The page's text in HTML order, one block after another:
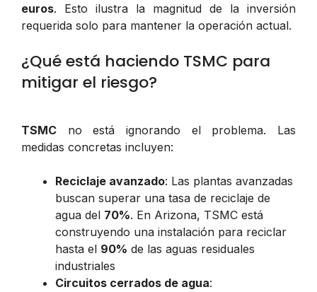
euros. Esto ilustra la magnitud de la inversión
requerida solo para mantener la operación actual.
¿Qué está haciendo TSMC para
mitigar el riesgo?
TSMC no está ignorando el problema. Las
medidas concretas incluyen:
Reciclaje avanzado: Las plantas avanzadas
buscan superar una tasa de reciclaje de
agua del 70%. En Arizona, TSMC está
construyendo una instalación para reciclar
hasta el 90% de las aguas residuales
industriales
Circuitos cerrados de agua: